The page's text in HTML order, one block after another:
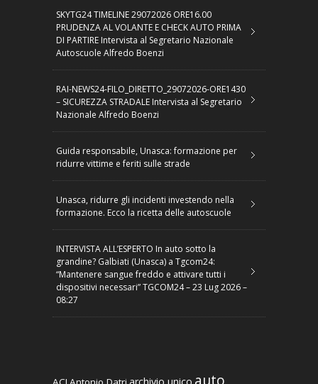
SKYTG24 TIMELINE 29072026 ORE16.00
PRUDENZA AL VOLANTE E CHECK AUTO PRIMA
DI PARTIRE Intervista al Segretario Nazionale
Autoscuole Alfredo Boenzi
RAI-NEWS24-FILO_DIRETTO_29072026-ORE1430
– SICUREZZA STRADALE Intervista al Segretario
Nazionale Alfredo Boenzi
Guida responsabile, Unasca: formazione per
ridurre vittime e feriti sulle strade
Unasca, ridurre gli incidenti investendo nella
formazione. Ecco la ricetta delle autoscuole
INTERVISTA ALL’ESPERTO In auto sotto la
grandine? Galbiati (Unasca) a Tgcom24:
“Mantenere sangue freddo e attivare tutti i
dispositivi necessari” TGCOM24 – 23 Lug 2026 –
08:27
archivio unico auto